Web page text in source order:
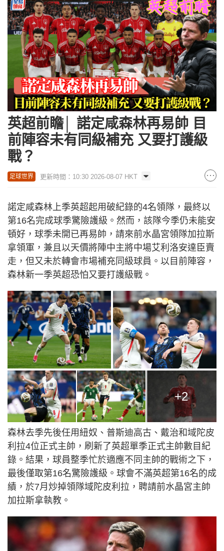
英超前瞻│ 諾定咸森林再易帥 目
前陣容未有同級補充 又要打護級
戰？
足球世界 更新時間：10:30 2026-08-07 HKT
諾定咸森林上季英超起用破紀錄的4名領隊，最終以
第16名完成球季驚險護級。然而，該隊今季仍未能安
頓好，球季未開已再易帥，請來前水晶宮領隊加拉斯
拿領軍，兼且以天價將陣中主將中場艾利洛安達臣賣
走，但又未於轉會市場補充同級球員。以目前陣容，
森林新一季英超恐怕又要打護級戰。
+2
森林去季先後任用紐奴、普斯迪高古、戴治和域陀皮
利拉4位正式主帥，刷新了英超單季正式主帥數目紀
錄。結果，球員整季忙於適應不同主帥的戰術之下，
最後僅取第16名驚險護級。球會不滿英超第16名的成
績，於7月炒掉領隊域陀皮利拉，聘請前水晶宮主帥
加拉斯拿執教。